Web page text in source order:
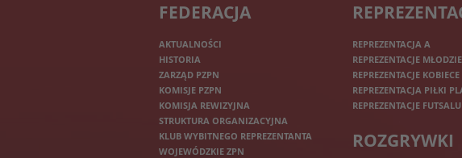
FEDERACJA
AKTUALNOŚCI
HISTORIA
ZARZĄD PZPN
KOMISJE PZPN
KOMISJA REWIZYJNA
STRUKTURA ORGANIZACYJNA
KLUB WYBITNEGO REPREZENTANTA
WOJEWÓDZKIE ZPN
REPREZENTACJA A
REPREZENTACJE
REPREZENTACJE KOBIECE
REPREZENTACJA PIŁKI
REPREZENTACJE FUTSALU
ROZGRYWKI